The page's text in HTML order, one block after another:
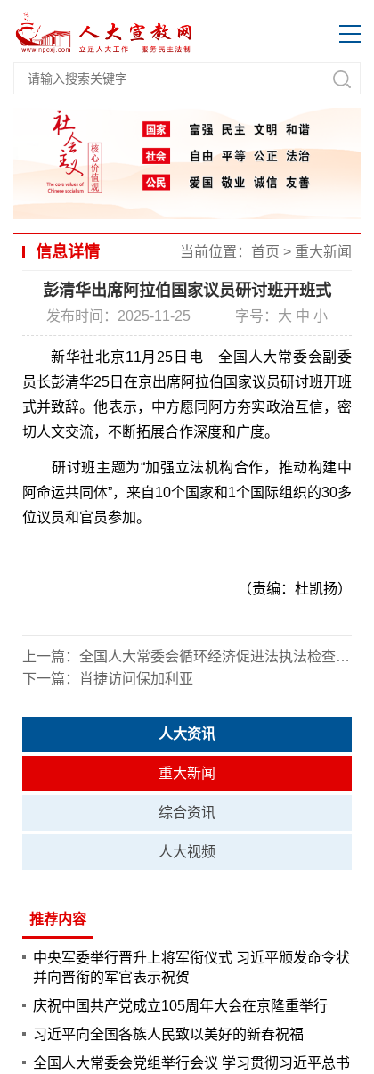
信息详情 当前位置： 首页 > 重大新闻
彭清华出席阿拉伯国家议员研讨班开班式
发布时间：2025-11-25 字号： 大 中 小
新华社北京11月25日电 全国人大常委会副委
员长彭清华25日在京出席阿拉伯国家议员研讨班开班
式并致辞。他表示，中方愿同阿方夯实政治互信，密
切人文交流，不断拓展合作深度和广度。
研讨班主题为“加强立法机构合作，推动构建中
阿命运共同体”，来自10个国家和1个国际组织的30多
位议员和官员参加。
（责编：杜凯扬）
上一篇： 全国人大常委会循环经济促进法执法检查组 举行第二次全体会议
下一篇：
肖捷访问保加利亚
人大资讯
重大新闻
综合资讯
人大视频
推荐内容
中央军委举行晋升上将军衔仪式 习近平颁发命令状
并向晋衔的军官表示祝贺
庆祝中国共产党成立105周年大会在京隆重举行
习近平向全国各族人民致以美好的新春祝福
全国人大常委会党组举行会议 学习贯彻习近平总书